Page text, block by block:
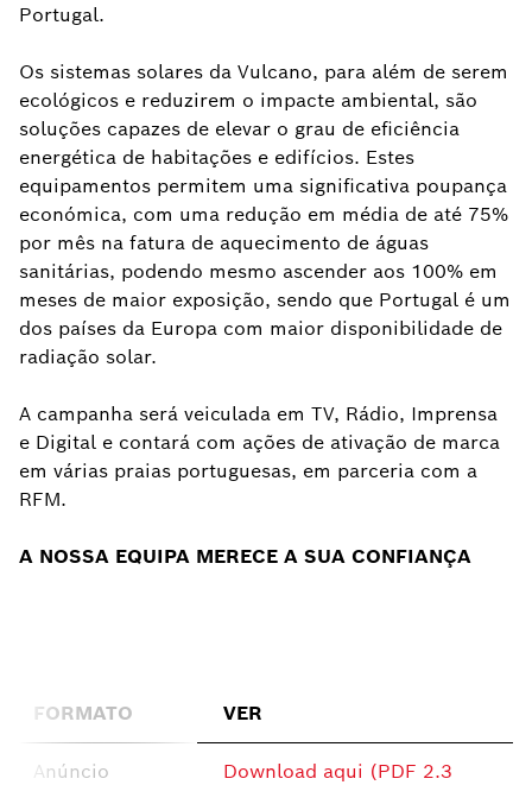
Portugal.
Os sistemas solares da Vulcano, para além de serem
ecológicos e reduzirem o impacte ambiental, são
soluções capazes de elevar o grau de eficiência
energética de habitações e edifícios. Estes
equipamentos permitem uma significativa poupança
económica, com uma redução em média de até 75%
por mês na fatura de aquecimento de águas
sanitárias, podendo mesmo ascender aos 100% em
meses de maior exposição, sendo que Portugal é um
dos países da Europa com maior disponibilidade de
radiação solar.
A campanha será veiculada em TV, Rádio, Imprensa
e Digital e contará com ações de ativação de marca
em várias praias portuguesas, em parceria com a
RFM.
A NOSSA EQUIPA MERECE A SUA CONFIANÇA
FORMATO VER
Anúncio
Download aqui (PDF 2.3